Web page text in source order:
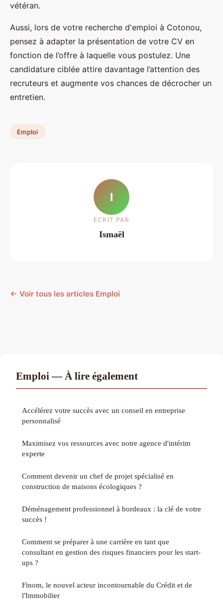
vétéran.
Aussi, lors de votre recherche d'emploi à Cotonou,
pensez à adapter la présentation de votre CV en
fonction de l’offre à laquelle vous postulez. Une
candidature ciblée attire davantage l’attention des
recruteurs et augmente vos chances de décrocher un
entretien.
Emploi
I
ECRIT PAR
Ismaël
← Voir tous les articles Emploi
Emploi — À lire également
Accélérez votre succès avec un conseil en entreprise
personnalisé
Maximisez vos ressources avec notre agence d'intérim
experte
Comment devenir un chef de projet spécialisé en
construction de maisons écologiques ?
Déménagement professionnel à bordeaux : la clé de votre
succès !
Comment se préparer à une carrière en tant que
consultant en gestion des risques financiers pour les start-
ups ?
Finom, le nouvel acteur incontournable du Crédit et de
l'Immobilier